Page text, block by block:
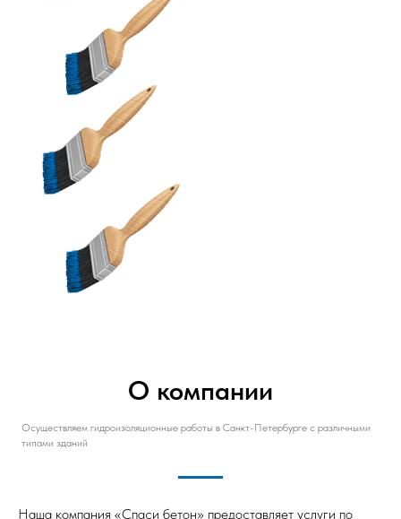
Инъекционная
Проникающая
Напыляемая
О компании
Осуществляем гидроизоляционные работы в Санкт-Петербурге с различными
типами зданий
Наша компания «Спаси бетон» предоставляет услуги по